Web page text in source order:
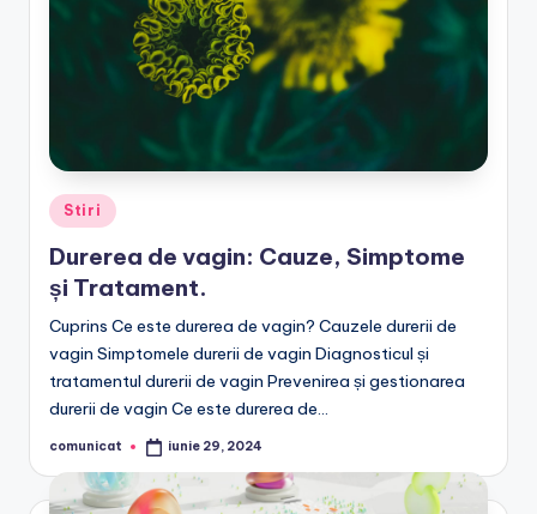
Posted
in
Stiri
Durerea de vagin: Cauze, Simptome
și Tratament.
Cuprins Ce este durerea de vagin? Cauzele durerii de
vagin Simptomele durerii de vagin Diagnosticul și
tratamentul durerii de vagin Prevenirea și gestionarea
durerii de vagin Ce este durerea de…
Posted
comunicat iunie 29, 2024